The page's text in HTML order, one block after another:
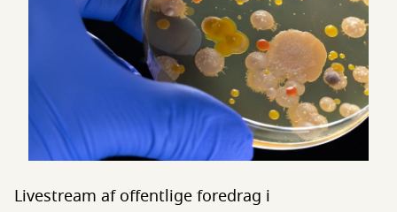
Livestream af offentlige foredrag i